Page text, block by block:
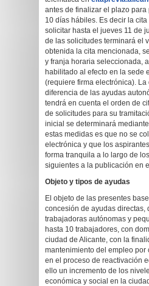
antes de finalizar el plazo
10 días hábiles. Es decir la
solicitar hasta el jueves 11 de
de las solicitudes terminará el
obtenida la cita mencionada,
y franja horaria seleccionada,
habilitado al efecto en la sede
(requiere firma electrónica).
diferencia de las ayudas
tendrá en cuenta el orden de
de solicitudes para su
inicial se determinará
estas medidas es que no se
electrónica y que los
forma tranquila a lo largo de
siguientes a la publicación en
Objeto y tipos de ayudas
El objeto de las presentes
concesión de ayudas directas,
trabajadoras autónomas y
hasta 10 trabajadores, con
ciudad de Alicante, con la
mantenimiento del empleo por
en el proceso de reactivación
ello un incremento de los
económica y social en la